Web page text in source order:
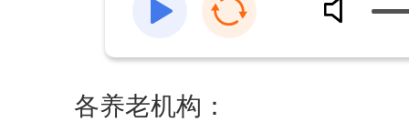
各养老机构：